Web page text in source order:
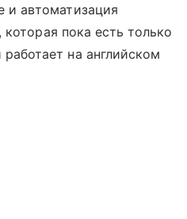
и автоматизация
пока есть только
на английском